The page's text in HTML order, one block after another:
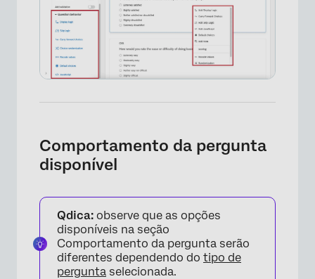
Comportamento da pergunta
disponível
Qdica: observe que as opções
disponíveis na seção
Comportamento da pergunta serão
diferentes dependendo do tipo de
pergunta selecionada.